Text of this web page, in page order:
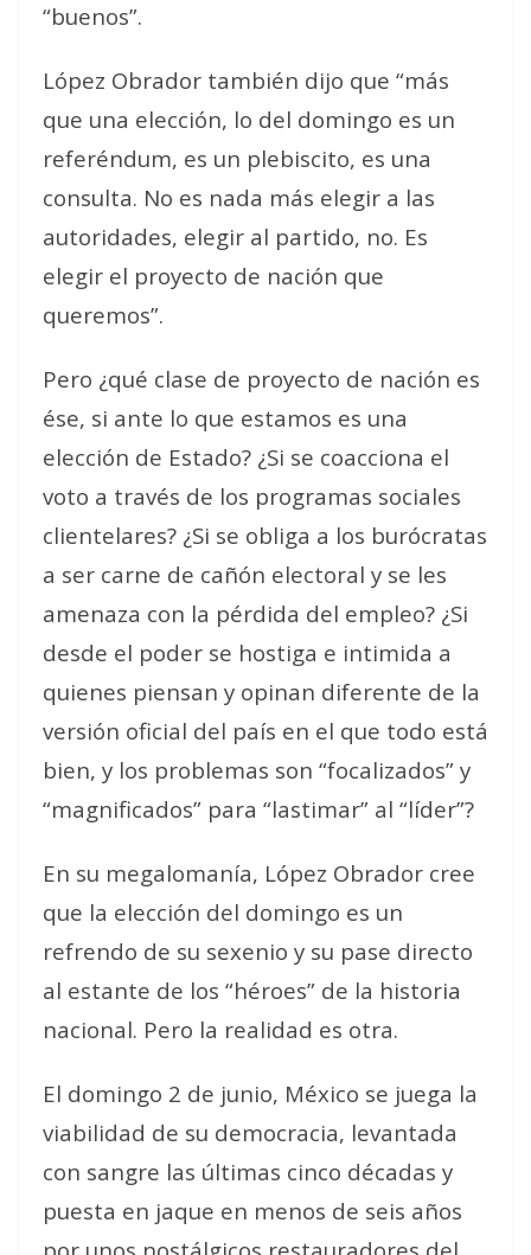
“buenos”.
López Obrador también dijo que “más
que una elección, lo del domingo es un
referéndum, es un plebiscito, es una
consulta. No es nada más elegir a las
autoridades, elegir al partido, no. Es
elegir el proyecto de nación que
queremos”.
Pero ¿qué clase de proyecto de nación es
ése, si ante lo que estamos es una
elección de Estado? ¿Si se coacciona el
voto a través de los programas sociales
clientelares? ¿Si se obliga a los burócratas
a ser carne de cañón electoral y se les
amenaza con la pérdida del empleo? ¿Si
desde el poder se hostiga e intimida a
quienes piensan y opinan diferente de la
versión oficial del país en el que todo está
bien, y los problemas son “focalizados” y
“magnificados” para “lastimar” al “líder”?
En su megalomanía, López Obrador cree
que la elección del domingo es un
refrendo de su sexenio y su pase directo
al estante de los “héroes” de la historia
nacional. Pero la realidad es otra.
El domingo 2 de junio, México se juega la
viabilidad de su democracia, levantada
con sangre las últimas cinco décadas y
puesta en jaque en menos de seis años